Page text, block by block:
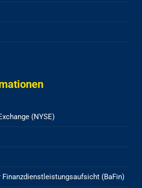
(NYSE)
Finanzdienstleistungsaufsicht (BaFin)